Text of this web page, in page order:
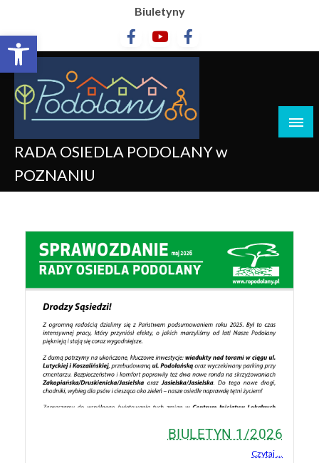
Otwórz pasek narzędzi
Biuletyny
RADA OSIEDLA PODOLANY w
POZNANIU
BIULETYN 1/2026
Czytaj ...